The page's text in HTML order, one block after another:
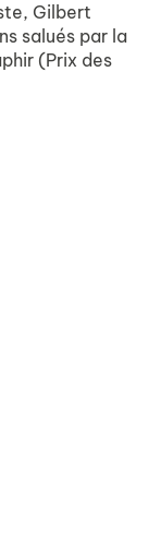
Gilbert
salués par la
(Prix des